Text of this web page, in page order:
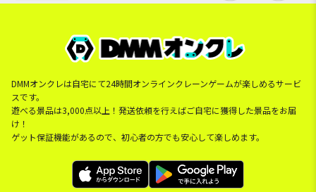
DMMオンクレは自宅にて24時間オンラインクレーンゲームが楽しめるサービ
スです。
遊べる景品は3,000点以上！発送依頼を行えばご自宅に獲得した景品をお届
け！
ゲット保証機能があるので、初心者の方でも安心して楽しめます。